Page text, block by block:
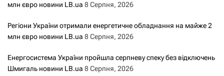
млн євро новини LB.ua 8 Серпня, 2026
Регіони України отримали енергетичне обладнання на майже 2
млн євро новини LB.ua 8 Серпня, 2026
Енергосистема України пройшла серпневу спеку без відключень
Шмигаль новини LB.ua 8 Серпня, 2026